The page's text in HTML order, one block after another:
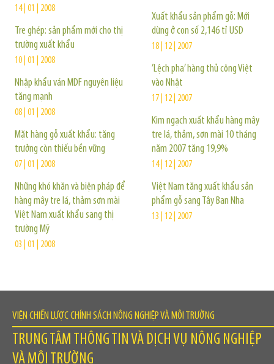
14 | 01 | 2008
Tre ghép: sản phẩm mới cho thị
trường xuất khẩu
10 | 01 | 2008
Nhập khẩu ván MDF nguyên liệu
tăng mạnh
08 | 01 | 2008
Mặt hàng gỗ xuất khẩu: tăng
trưởng còn thiếu bền vững
07 | 01 | 2008
Những khó khăn và biện pháp để
hàng mây tre lá, thảm sơn mài
Việt Nam xuất khẩu sang thị
trường Mỹ
03 | 01 | 2008
Xuất khẩu sản phẩm gỗ: Mới
dừng ở con số 2,146 tỉ USD
18 | 12 | 2007
’Lệch pha’ hàng thủ công Việt
vào Nhật
17 | 12 | 2007
Kim ngạch xuất khẩu hàng mây
tre lá, thảm, sơn mài 10 tháng
năm 2007 tăng 19,9%
14 | 12 | 2007
Việt Nam tăng xuất khẩu sản
phẩm gỗ sang Tây Ban Nha
13 | 12 | 2007
VIỆN CHIẾN LƯỢC CHÍNH SÁCH NÔNG NGHIỆP VÀ MÔI TRƯỜNG
TRUNG TÂM THÔNG TIN VÀ DỊCH VỤ NÔNG NGHIỆP
VÀ MÔI TRƯỜNG